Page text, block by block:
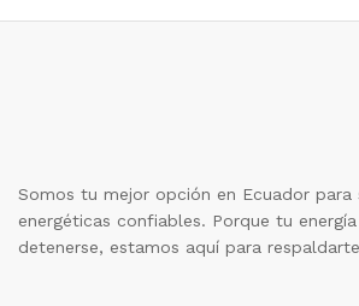
Somos tu mejor opción en Ecuador para
energéticas confiables. Porque tu
detenerse, estamos aquí para